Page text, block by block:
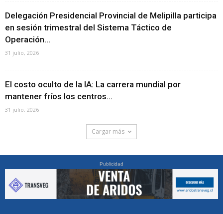
Delegación Presidencial Provincial de Melipilla participa
en sesión trimestral del Sistema Táctico de
Operación...
31 julio, 2026
El costo oculto de la IA: La carrera mundial por
mantener fríos los centros...
31 julio, 2026
Cargar más
Publicidad